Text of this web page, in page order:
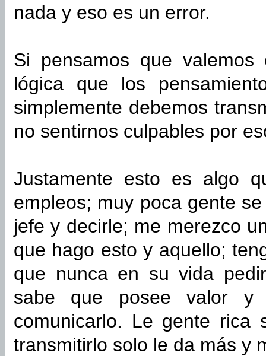
nada y eso es un error.
Si pensamos que
lógica que los
simplemente debemos
no sentirnos culpables por
Justamente esto es algo
empleos; muy poca gente
jefe y decirle; me merezco
que hago esto y aquello;
que nunca en su vida
sabe que posee valor y
comunicarlo. Le gente
transmitirlo solo le da más y